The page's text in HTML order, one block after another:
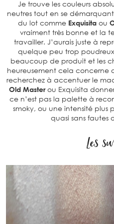
Je trouve les couleurs
neutres tout en se
du lot comme Exquisita ou
vraiment très bonne et la
travailler. J’aurais juste à
quelque peu trop
beaucoup de produit et les
heureusement cela concerne
recherchez à accentuer le
Old Masterou Exquisita
ce n’est pas la palette à
smoky, ou une intensité plus
quasi sans fautes
Les